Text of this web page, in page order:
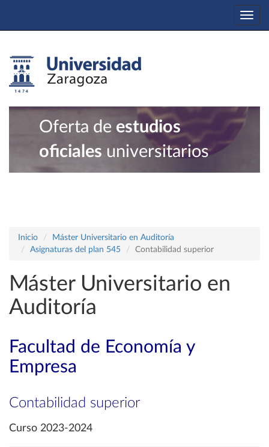
Oferta de estudios
oficiales universitarios
Inicio
Máster Universitario en Auditoría
Asignaturas del plan 545
Contabilidad superior
Máster Universitario en
Auditoría
Facultad de Economía y
Empresa
Contabilidad superior
Curso 2023-2024